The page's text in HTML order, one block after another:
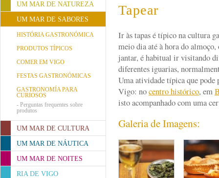
UM MAR DE NATUREZA
UM MAR DE SABORES
HISTÓRIA GASTRONÓMICA
PRODUTOS TÍPICOS
COMER EM VIGO
FESTAS GASTRONÓMICAS
GASTRONOMÍA PARA
CURIOSOS
- Perguntas frequentes sobre
produtos
UM MAR DE CULTURA
UM MAR DE NÁUTICA
UM MAR DE NOITES
RIA DE VIGO
Tapear
Ir às tapas é típico na cultura
meio dia até à hora do almoço,
jantar, é habitual ir visitando
diferentes iguarias,
Uma atividade típica que
Vigo: nocentro histórico, em
isto acompanhado com uma
Galeria de Imagens: